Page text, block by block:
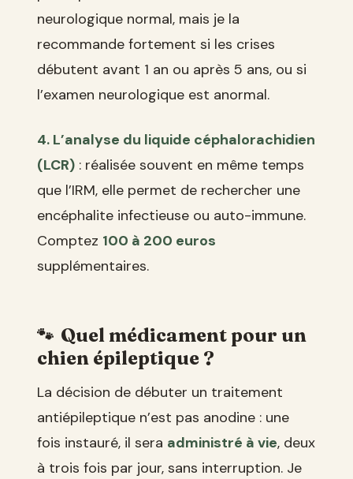
neurologique normal, mais je la
recommande fortement si les crises
débutent avant 1 an ou après 5 ans, ou si
l’examen neurologique est anormal.
4. L’analyse du liquide céphalorachidien
(LCR) : réalisée souvent en même temps
que l’IRM, elle permet de rechercher une
encéphalite infectieuse ou auto-immune.
Comptez 100 à 200 euros
supplémentaires.
Quel médicament pour un
chien épileptique ?
La décision de débuter un traitement
antiépileptique n’est pas anodine : une
fois instauré, il sera administré à vie, deux
à trois fois par jour, sans interruption. Je